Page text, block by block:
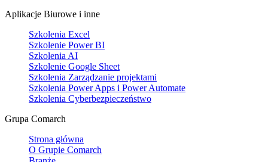
Aplikacje Biurowe i inne
Szkolenia Excel
Szkolenie Power BI
Szkolenia AI
Szkolenie Google Sheet
Szkolenia Zarządzanie projektami
Szkolenia Power Apps i Power Automate
Szkolenia Cyberbezpieczeństwo
Grupa Comarch
Strona główna
O Grupie Comarch